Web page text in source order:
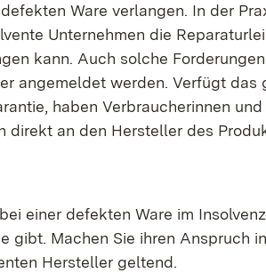
Ware verlangen. In der
Unternehmen die
kann. Auch solche
angemeldet werden. Verfügt
haben Verbraucherinnen
direkt an den Hersteller des
einer defekten Ware im
gibt. Machen Sie ihren Anspruch
Hersteller geltend.